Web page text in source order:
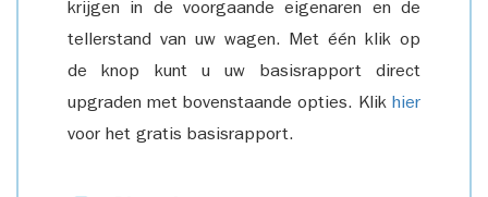
krijgen in de voorgaande eigenaren en de
tellerstand van uw wagen. Met één klik op
de knop kunt u uw basisrapport direct
upgraden met bovenstaande opties. Klik hier
voor het gratis basisrapport.